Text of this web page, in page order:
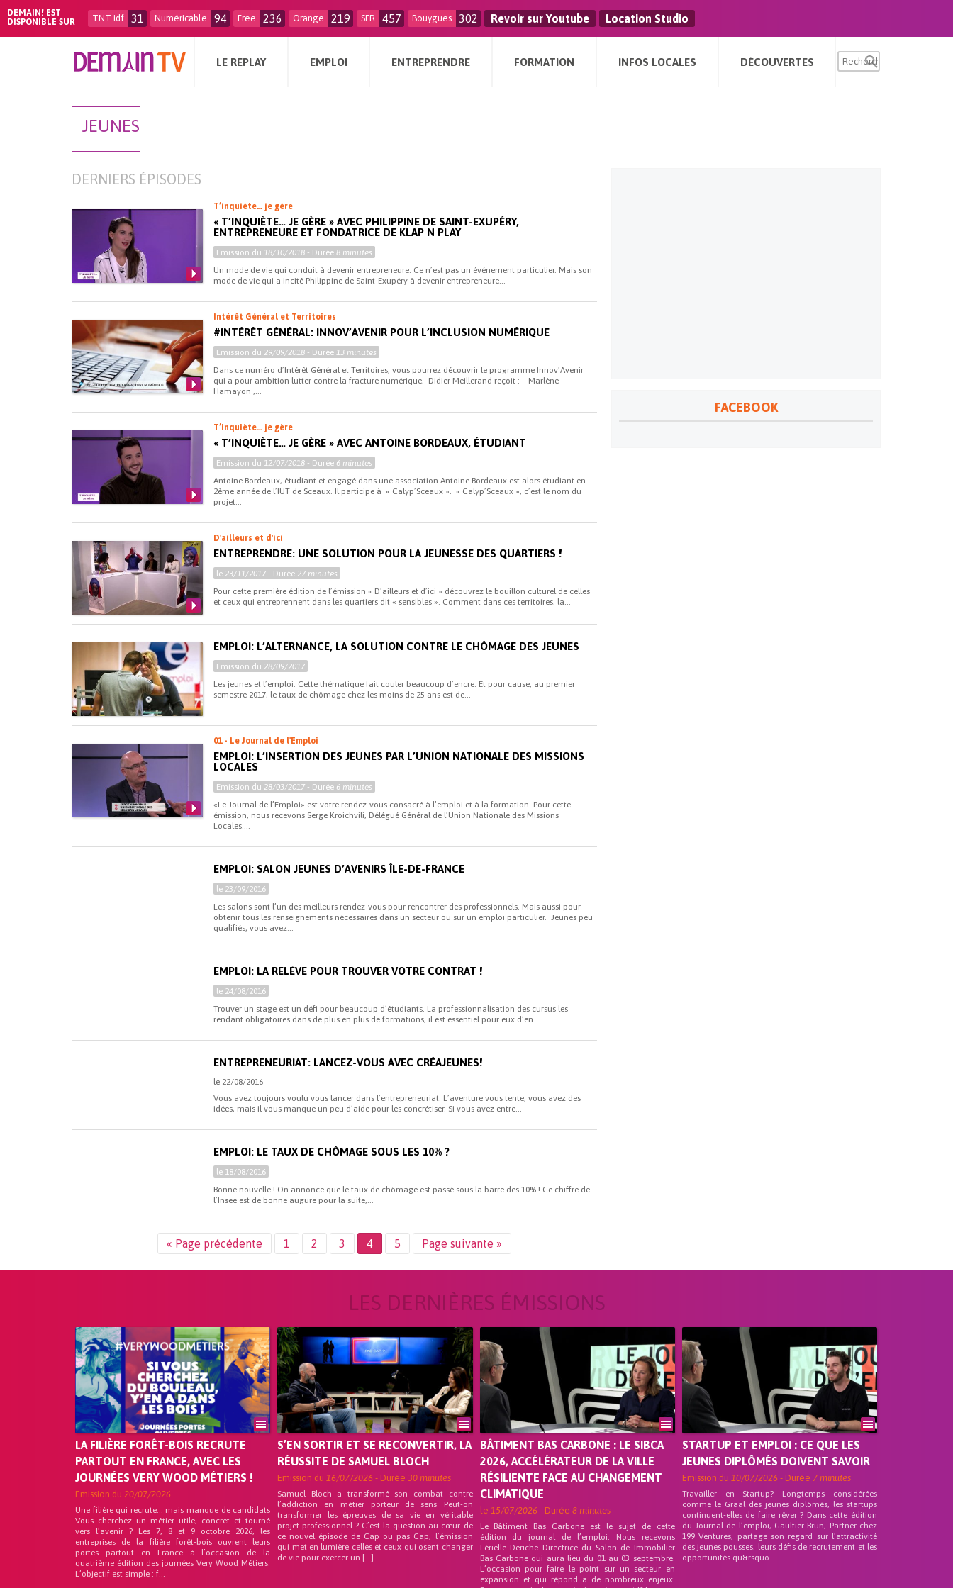
DEMAIN! EST
DISPONIBLE SUR
TNT idf 31 Numéricable 94 Free 236 Orange 219 SFR 457 Bouygues 302 Revoir sur Youtube Location Studio
LE REPLAY EMPLOI ENTREPRENDRE FORMATION INFOS LOCALES DÉCOUVERTES
JEUNES
DERNIERS ÉPISODES
T’inquiète… je gère
« T’INQUIÈTE… JE GÈRE » AVEC PHILIPPINE DE SAINT-EXUPÉRY,
ENTREPRENEURE ET FONDATRICE DE KLAP N PLAY
Emission du18/10/2018 - Durée 8 minutes
Un mode de vie qui conduit à devenir entrepreneure. Ce n’est pas un événement particulier. Mais son
mode de vie qui a incité Philippine de Saint-Exupéry à devenir entrepreneure...
Intérêt Général et Territoires
#INTÉRÊT GÉNÉRAL: INNOV’AVENIR POUR L’INCLUSION NUMÉRIQUE
Emission du29/09/2018 - Durée13 minutes
Dans ce numéro d’Intérêt Général et Territoires, vous pourrez découvrir le programme Innov’Avenir
qui a pour ambition lutter contre la fracture numérique, Didier Meillerand reçoit : – Marlène
Hamayon ,...
T’inquiète… je gère
« T’INQUIÈTE… JE GÈRE » AVEC ANTOINE BORDEAUX, ÉTUDIANT
Emission du12/07/2018 - Durée 6 minutes
Antoine Bordeaux, étudiant et engagé dans une association Antoine Bordeaux est alors étudiant en
2ème année de l’IUT de Sceaux. Il participe à « Calyp’Sceaux ». « Calyp’Sceaux », c’est le nom du
projet...
D'ailleurs et d'ici
ENTREPRENDRE: UNE SOLUTION POUR LA JEUNESSE DES QUARTIERS !
le23/11/2017 - Durée27 minutes
Pour cette première édition de l’émission « D’ailleurs et d’ici » découvrez le bouillon culturel de celles
et ceux qui entreprennent dans les quartiers dit « sensibles ». Comment dans ces territoires, la...
EMPLOI: L’ALTERNANCE, LA SOLUTION CONTRE LE CHÔMAGE DES JEUNES
Emission du28/09/2017
Les jeunes et l’emploi. Cette thématique fait couler beaucoup d’encre. Et pour cause, au premier
semestre 2017, le taux de chômage chez les moins de 25 ans est de...
01 - Le Journal de l'Emploi
EMPLOI: L’INSERTION DES JEUNES PAR L’UNION NATIONALE DES MISSIONS
LOCALES
Emission du28/03/2017 - Durée 6 minutes
«Le Journal de l’Emploi» est votre rendez-vous consacré à l’emploi et à la formation. Pour cette
émission, nous recevons Serge Kroichvili, Délégué Général de l’Union Nationale des Missions
Locales....
EMPLOI: SALON JEUNES D’AVENIRS ÎLE-DE-FRANCE
le 23/09/2016
Les salons sont l’un des meilleurs rendez-vous pour rencontrer des professionnels. Mais aussi pour
obtenir tous les renseignements nécessaires dans un secteur ou sur un emploi particulier. Jeunes peu
qualifiés, vous avez...
EMPLOI: LA RELÈVE POUR TROUVER VOTRE CONTRAT !
le 24/08/2016
Trouver un stage est un défi pour beaucoup d’étudiants. La professionnalisation des cursus les
rendant obligatoires dans de plus en plus de formations, il est essentiel pour eux d’en...
ENTREPRENEURIAT: LANCEZ-VOUS AVEC CRÉAJEUNES!
le 22/08/2016
Vous avez toujours voulu vous lancer dans l’entrepreneuriat. L’aventure vous tente, vous avez des
idées, mais il vous manque un peu d’aide pour les concrétiser. Si vous avez entre...
EMPLOI: LE TAUX DE CHÔMAGE SOUS LES 10% ?
le 18/08/2016
Bonne nouvelle ! On annonce que le taux de chômage est passé sous la barre des 10% ! Ce chiffre de
l’Insee est de bonne augure pour la suite,...
« Page précédente 1 2 3 4 5 Page suivante »
FACEBOOK
LES DERNIÈRES ÉMISSIONS
LA FILIÈRE FORÊT-BOIS RECRUTE
PARTOUT EN FRANCE, AVEC LES
JOURNÉES VERY WOOD MÉTIERS !
Emission du 20/07/2026
Une filière qui recrute… mais manque de candidats
Vous cherchez un métier utile, concret et tourné
vers l’avenir ? Les 7, 8 et 9 octobre 2026, les
entreprises de la filière forêt-bois ouvrent leurs
portes partout en France à l’occasion de la
quatrième édition des journées Very Wood Métiers.
L’objectif est simple : f...
S’EN SORTIR ET SE RECONVERTIR, LA
RÉUSSITE DE SAMUEL BLOCH
Emission du16/07/2026 - Durée30 minutes
Samuel Bloch a transformé son combat contre
l’addiction en métier porteur de sens Peut-on
transformer les épreuves de sa vie en véritable
projet professionnel ? C’est la question au cœur de
ce nouvel épisode de Cap ou pas Cap, l’émission
qui met en lumière celles et ceux qui osent changer
de vie pour exercer un […]
BÂTIMENT BAS CARBONE : LE SIBCA
2026, ACCÉLÉRATEUR DE LA VILLE
RÉSILIENTE FACE AU CHANGEMENT
CLIMATIQUE
le 15/07/2026 - Durée 8 minutes
Le Bâtiment Bas Carbone est le sujet de cette
édition du journal de l’emploi. Nous recevons
Férielle Deriche Directrice du Salon de Immobilier
Bas Carbone qui aura lieu du 01 au 03 septembre.
L’occasion pour faire le point sur un secteur en
expansion et qui répond a de nombreux enjeux.
STARTUP ET EMPLOI : CE QUE LES
JEUNES DIPLÔMÉS DOIVENT SAVOIR
Emission du 10/07/2026 - Durée 7 minutes
Travailler en Startup? Longtemps considérées
comme le Graal des jeunes diplômés, les startups
continuent-elles de faire rêver ? Dans cette édition
du Journal de l’emploi, Gaultier Brun, Partner chez
199 Ventures, partage son regard sur l’attractivité
des jeunes pousses, leurs défis de recrutement et les
opportunités qu&rsquo...